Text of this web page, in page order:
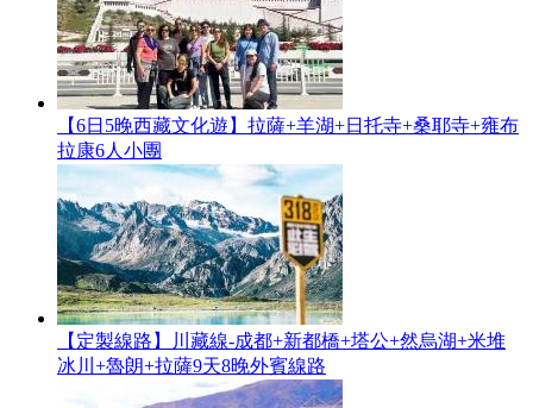
【6日5晚西藏文化遊】拉薩+羊湖+日托寺+桑耶寺+雍布
拉康6人小團
【定製線路】川藏線-成都+新都橋+塔公+然烏湖+米堆
冰川+魯朗+拉薩9天8晚外賓線路